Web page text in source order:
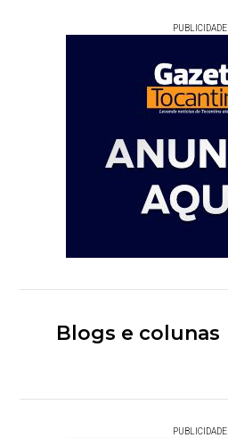
PUBLICIDADE
Blogs e colunas
PUBLICIDADE